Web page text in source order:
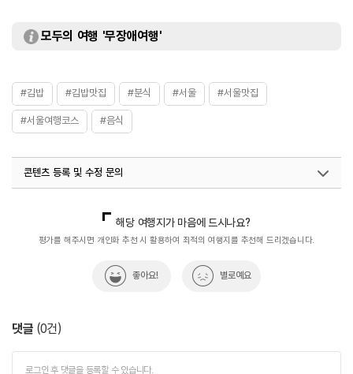
모두의 여행 '무장애여행'
#김밥 #김밥맛집 #분식 #서울 #서울맛집
#서울여행코스 #음식
콘텐츠 등록 및 수정 문의
해당 여행지가 마음에 드시나요?
평가를 해주시면 개인화 추천 시 활용하여 최적의 여행지를 추천해 드리겠습니다.
좋아요! 별로예요
댓글 (0건)